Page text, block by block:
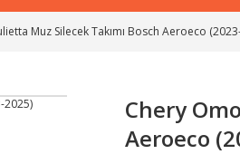
Muz Silecek Takımı Bosch Aeroeco
Chery
Aeroeco